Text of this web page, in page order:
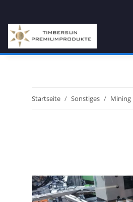
Startseite Sonstiges Mining